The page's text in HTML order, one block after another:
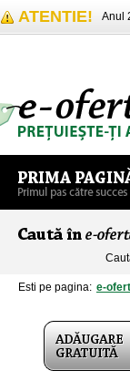
ATENTIE! Anul
Esti pe pagina: e-